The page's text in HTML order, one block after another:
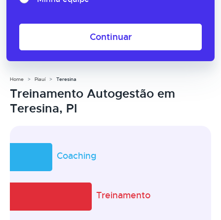
Continuar
Home Piauí Teresina
Treinamento Autogestão em
Teresina, PI